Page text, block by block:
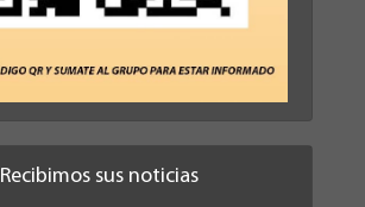
Recibimos sus noticias